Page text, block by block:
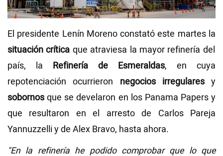
El presidente Lenín Moreno constató este martes la
situación crítica que atraviesa la mayor refinería del
país, la Refinería de Esmeraldas, en cuya
repotenciación ocurrieron negocios irregularesy
sobornosque se develaron en los Panama Papers y
que resultaron en el arresto de Carlos Pareja
Yannuzzelli y de Alex Bravo, hasta ahora.
"En la refinería he podido comprobar que lo que